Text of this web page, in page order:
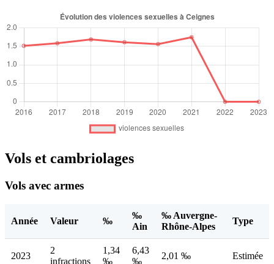
Vols et cambriolages
Vols avec armes
Année Valeur ‰
‰
Ain
‰ Auvergne-
Rhône-Alpes
Type
2023
2
infractions
1,34
‰
6,43
‰
2,01 ‰ Estimée